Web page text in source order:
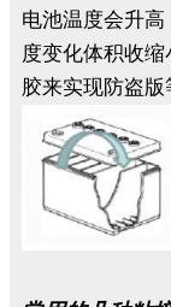
电池温度会升
度变化体积收
胶来实现防盗版